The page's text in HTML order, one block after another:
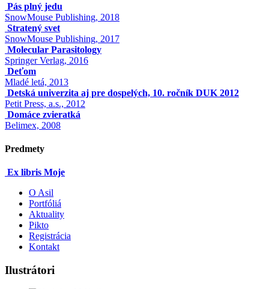
Pás plný jedu
SnowMouse Publishing, 2018
Stratený svet
SnowMouse Publishing, 2017
Molecular Parasitology
Springer Verlag, 2016
Deťom
Mladé letá, 2013
Detská univerzita aj pre dospelých, 10. ročník DUK 2012
Petit Press, a.s., 2012
Domáce zvieratká
Belimex, 2008
Predmety
Ex libris Moje
O Asil
Portfóliá
Aktuality
Pikto
Registrácia
Kontakt
Ilustrátori